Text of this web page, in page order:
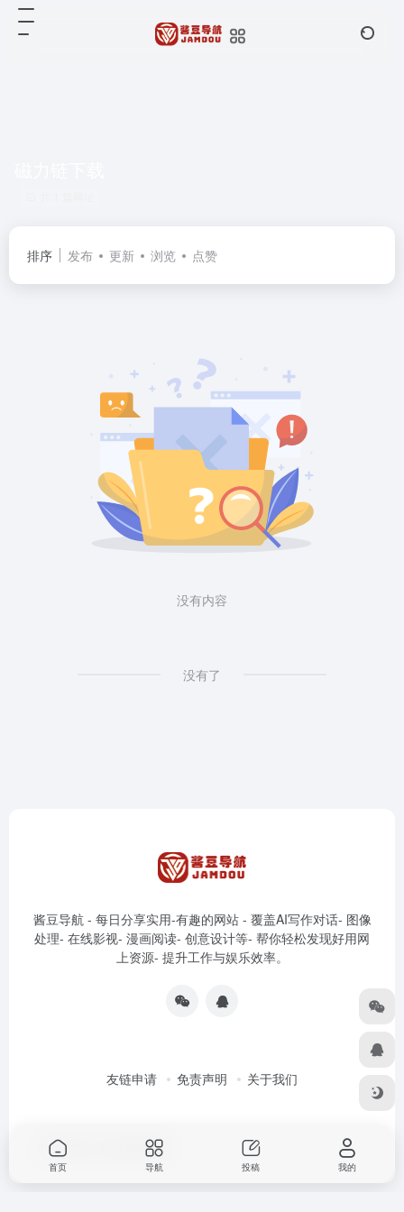
排序 发布 更新 浏览 点赞
没有内容
没有了
酱豆导航 - 每日分享实用-有趣的网站 - 覆盖AI写作对话- 图像
处理- 在线影视- 漫画阅读- 创意设计等- 帮你轻松发现好用网
上资源- 提升工作与娱乐效率。
友链申请 免责声明 关于我们
Copyright © 2026 酱豆导航
首页 导航 投稿 我的